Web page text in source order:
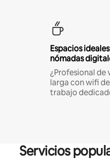
Espacios
nómadas
¿Profesional de
larga con wifi
trabajo
Servicios